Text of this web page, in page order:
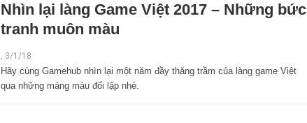
Nhìn lại làng Game Việt 2017 – Những bức
tranh muôn màu
3/1/18
Hãy cùng Gamehub nhìn lại một năm đầy thăng trầm của làng game Việt
qua những mảng màu đối lập nhé.